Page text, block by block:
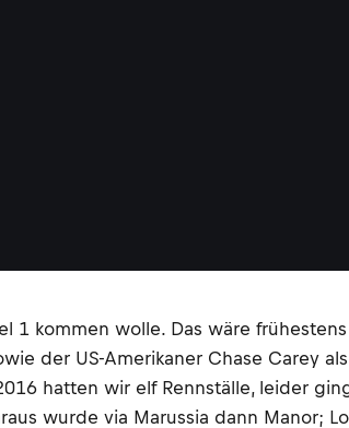
1 kommen wolle. Das wäre
der US-Amerikaner Chase Carey
hatten wir elf Rennställe, leider
wurde via Marussia dann Manor;